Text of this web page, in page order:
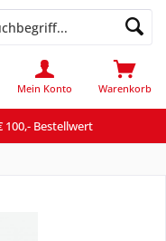
100,- Bestellwert
Warenkorb
Mein Konto